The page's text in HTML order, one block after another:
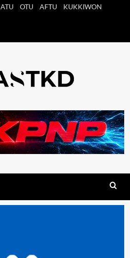
ATU OTU AFTU
KUKKIWON